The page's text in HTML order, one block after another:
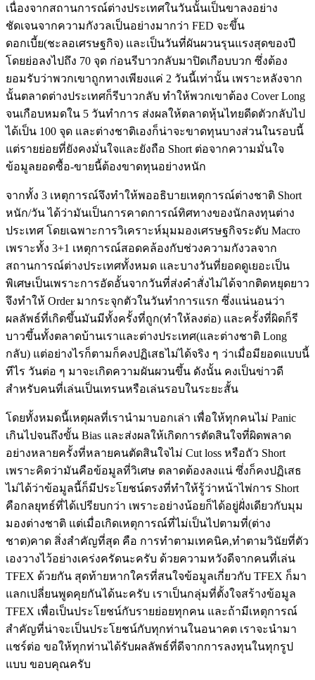
เนื่องจากสถานการณ์ต่างประเทศในวันนั้นเป็นขาลงอย่าง
ชัดเจนจากความกังวลเป็นอย่างมากว่า FED จะขึ้น
ดอกเบี้ย(ชะลอเศรษฐกิจ) และเป็นวันที่ผันผวนรุนแรงสุดของปี
โดยย่อลงไปถึง 70 จุด ก่อนรีบาวกลับมาปิดเกือบบวก ซึ่งต้อง
ยอมรับว่าพวกเขาถูกทางเพียงแค่ 2 วันนี้เท่านั้น เพราะหลังจาก
นั้นตลาดต่างประเทศก็รีบาวกลับ ทำให้พวกเขาต้อง Cover Long
จนเกือบหมดใน 5 วันทำการ ส่งผลให้ตลาดหุ้นไทยดีดตัวกลับไป
ได้เป็น 100 จุด และต่างชาติเองก็น่าจะขาดทุนบางส่วนในรอบนี้
แต่รายย่อยที่ยังคงมั่นใจและยังถือ Short ต่อจากความมั่นใจ
ข้อมูลยอดซื้อ-ขายนี้ต้องขาดทุนอย่างหนัก
จากทั้ง 3 เหตุการณ์จึงทำให้พออธิบายเหตุการณ์ต่างชาติ Short
หนัก/วัน ได้ว่ามันเป็นการคาดการณ์ทิศทางของนักลงทุนต่าง
ประเทศ โดยเฉพาะการวิเคราะห์มุมมองเศรษฐกิจระดับ Macro
เพราะทั้ง 3+1 เหตุการณ์สอดคล้องกับช่วงความกังวลจาก
สถานการณ์ต่างประเทศทั้งหมด และบางวันที่ยอดดูเยอะเป็น
พิเศษเป็นเพราะการอัดอั้นจากวันที่ส่งคำสั่งไม่ได้จากติดหยุดยาว
จึงทำให้ Order มากระจุกตัวในวันทำการแรก ซึ่งแน่นอนว่า
ผลลัพธ์ที่เกิดขึ้นมันมีทั้งครั้งที่ถูก(ทำให้ลงต่อ) และครั้งที่ผิดก็รี
บาวขึ้นทั้งตลาดบ้านเราและต่างประเทศ(และต่างชาติ Long
กลับ) แต่อย่างไรก็ตามก็คงปฏิเสธไม่ได้จริง ๆ ว่าเมื่อมียอดแบบนี้
ทีไร วันต่อ ๆ มาจะเกิดความผันผวนขึ้น ดังนั้น คงเป็นข่าวดี
สำหรับคนที่เล่นเป็นเทรนหรือเล่นรอบในระยะสั้น
โดยทั้งหมดนี้เหตุผลที่เรานำมาบอกเล่า เพื่อให้ทุกคนไม่ Panic
เกินไปจนถึงขั้น Bias และส่งผลให้เกิดการตัดสินใจที่ผิดพลาด
อย่างหลายครั้งที่หลายคนตัดสินใจไม่ Cut loss หรือถัว Short
เพราะคิดว่ามันคือข้อมูลที่วิเศษ ตลาดต้องลงแน่ ซึ่งก็คงปฏิเสธ
ไม่ได้ว่าข้อมูลนี้ก็มีประโยชน์ตรงที่ทำให้รู้ว่าหน้าไพ่การ Short
คือกลยุทธ์ที่ได้เปรียบกว่า เพราะอย่างน้อยก็ได้อยู่ฝั่งเดียวกับมุม
มองต่างชาติ แต่เมื่อเกิดเหตุการณ์ที่ไม่เป็นไปตามที่(ต่าง
ชาต)คาด สิ่งสำคัญที่สุด คือ การทำตามเทคนิค,ทำตามวินัยที่ตัว
เองวางไว้อย่างเคร่งครัดนะครับ ด้วยความหวังดีจากคนที่เล่น
TFEX ด้วยกัน สุดท้ายหากใครที่สนใจข้อมูลเกี่ยวกับ TFEX ก็มา
แลกเปลี่ยนพูดคุยกันได้นะครับ เราเป็นกลุ่มที่ตั้งใจสร้างข้อมูล
TFEX เพื่อเป็นประโยชน์กับรายย่อยทุกคน และถ้ามีเหตุการณ์
สำคัญที่น่าจะเป็นประโยชน์กับทุกท่านในอนาคต เราจะนำมา
แชร์ต่อ ขอให้ทุกท่านได้รับผลลัพธ์ที่ดีจากการลงทุนในทุกรูป
แบบ ขอบคุณครับ